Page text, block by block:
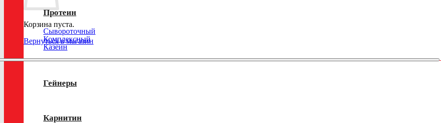
Корзина пуста.
Вернуться в магазин
Протеин
Сывороточный
Комплексный
Казеин
Гейнеры
Карнитин